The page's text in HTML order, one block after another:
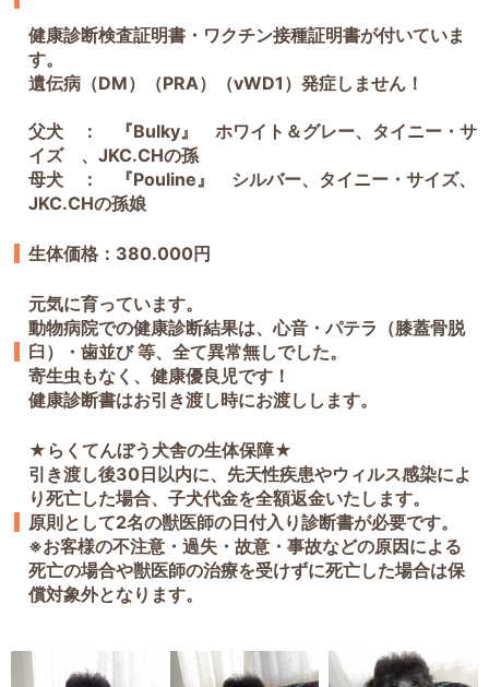
健康診断検査証明書・ワクチン接種証明書が付いていま
す。
遺伝病（DM）（PRA）（vWD1）発症しません！
父犬 ： 『Bulky』 ホワイト＆グレー、タイニー・サ
イズ 、JKC.CHの孫
母犬 ： 『Pouline』 シルバー、タイニー・サイズ、
JKC.CHの孫娘
生体価格：380.000円
元気に育っています。
動物病院での健康診断結果は、心音・パテラ（膝蓋骨脱
臼）・歯並び 等、全て異常無しでした。
寄生虫もなく、健康優良児です！
健康診断書はお引き渡し時にお渡しします。
★らくてんぼう犬舎の生体保障★
引き渡し後30日以内に、先天性疾患やウィルス感染によ
り死亡した場合、子犬代金を全額返金いたします。
原則として2名の獣医師の日付入り診断書が必要です。
※お客様の不注意・過失・故意・事故などの原因による
死亡の場合や獣医師の治療を受けずに死亡した場合は保
償対象外となります。